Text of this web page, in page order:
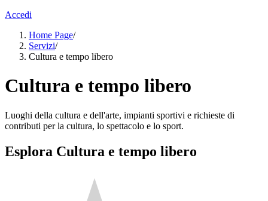
Accedi
Home Page/
Servizi/
Cultura e tempo libero
Cultura e tempo libero
Luoghi della cultura e dell'arte, impianti sportivi e richieste di
contributi per la cultura, lo spettacolo e lo sport.
Esplora Cultura e tempo libero